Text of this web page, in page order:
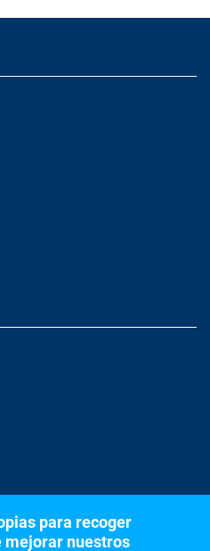
para recoger
mejorar nuestros